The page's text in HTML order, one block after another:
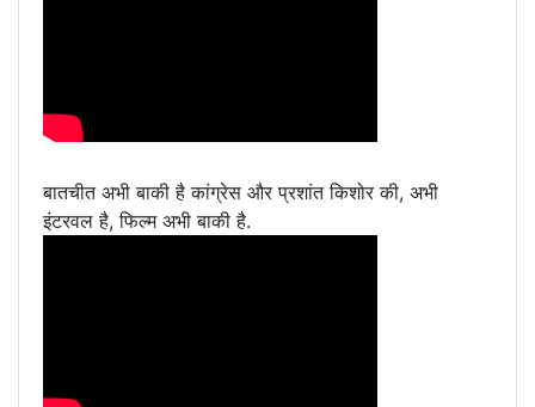
बातचीत अभी बाकी है कांग्रेस और प्रशांत किशोर की, अभी
इंटरवल है, फिल्म अभी बाकी है.